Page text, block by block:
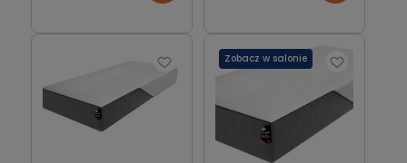
Zobacz w salonie